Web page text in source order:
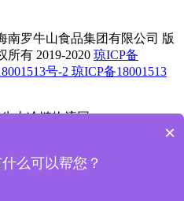
南罗牛山食品集团有限公司 版
所有 2019-2020 琼ICP备
号-2 琼ICP备18001513
山冷链物流园
×
么可以帮您？